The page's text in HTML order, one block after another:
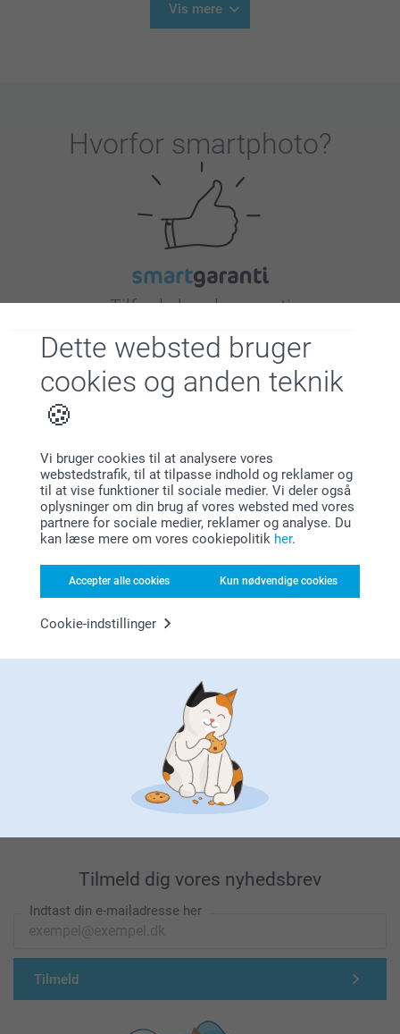
Dette websted bruger
cookies og anden teknik
Vi bruger cookies til at analysere vores
webstedstrafik, til at tilpasse indhold og reklamer og
til at vise funktioner til sociale medier. Vi deler også
oplysninger om din brug af vores websted med vores
partnere for sociale medier, reklamer og analyse. Du
kan læse mere om vores cookiepolitik her.
Accepter alle cookies Kun nødvendige cookies
Cookie-indstillinger
Vis mere
Hvorfor smartphoto?
Tilfreds kunde garanti
Bonus på alle dine køb
Leder du efter inspiration?
Førsteklasses kundeservice!
Tilmeld dig vores nyhedsbrev
Indtast din e-mailadresse her
Tilmeld